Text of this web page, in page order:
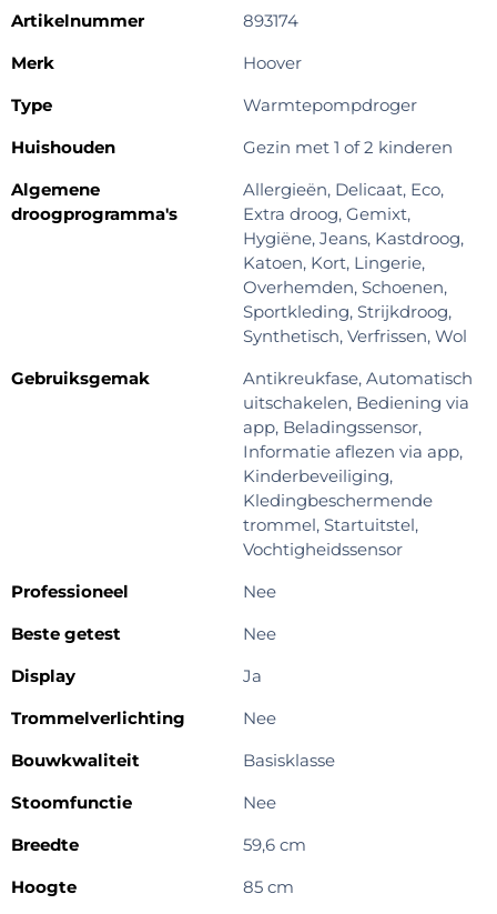
Artikelnummer
893174
Merk
Hoover
Type
Warmtepompdroger
Huishouden
Gezin met 1 of 2 kinderen
Algemene
droogprogramma's
Allergieën, Delicaat, Eco,
Extra droog, Gemixt,
Hygiëne, Jeans, Kastdroog,
Katoen, Kort, Lingerie,
Overhemden, Schoenen,
Sportkleding, Strijkdroog,
Synthetisch, Verfrissen, Wol
Gebruiksgemak
Antikreukfase, Automatisch
uitschakelen, Bediening via
app, Beladingssensor,
Informatie aflezen via app,
Kinderbeveiliging,
Kledingbeschermende
trommel, Startuitstel,
Vochtigheidssensor
Professioneel
Nee
Beste getest
Nee
Display
Ja
Trommelverlichting
Nee
Bouwkwaliteit
Basisklasse
Stoomfunctie
Nee
Breedte
59,6 cm
Hoogte
85 cm